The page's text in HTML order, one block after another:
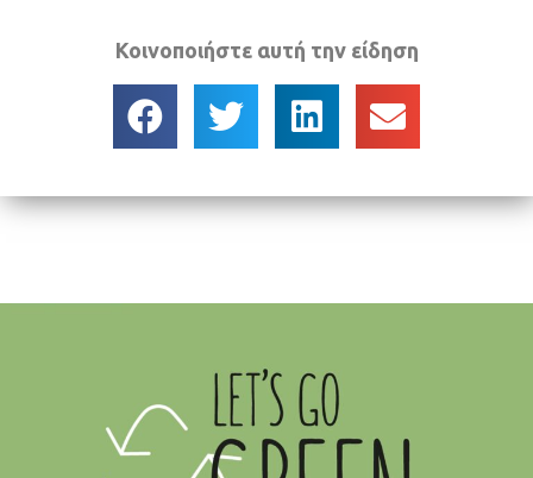
Κοινοποιήστε αυτή την είδηση